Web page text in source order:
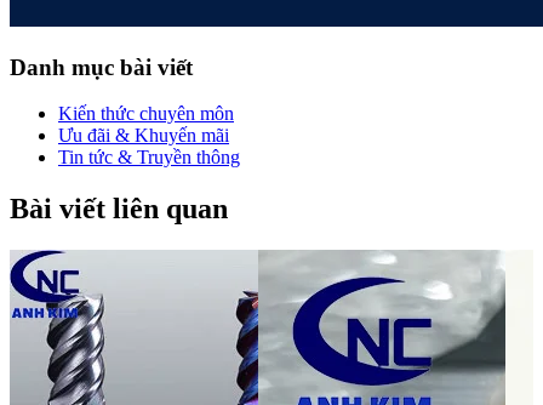
Danh mục bài viết
Kiến thức chuyên môn
Ưu đãi & Khuyến mãi
Tin tức & Truyền thông
Bài viết liên quan